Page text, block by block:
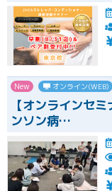
New オンライン(WEB)
【オンラインセ
ンソン病…